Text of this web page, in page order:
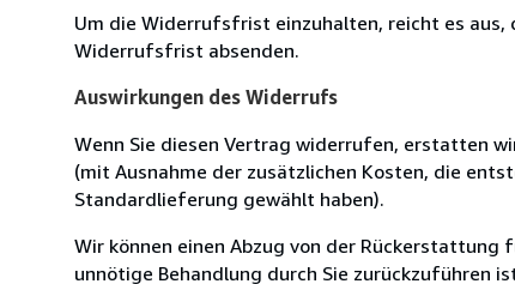
Um die Widerrufsfrist einzuhalten, reicht es
Widerrufsfrist absenden.
Auswirkungen des Widerrufs
Wenn Sie diesen Vertrag widerrufen, erstatten
(mit Ausnahme der zusätzlichen Kosten, die
Standardlieferung gewählt haben).
Wir können einen Abzug von der
unnötige Behandlung durch Sie zurückzuführen